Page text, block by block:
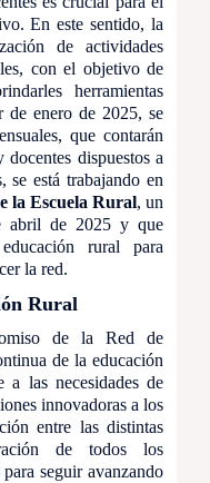
En este sentido, la
de actividades
con el objetivo de
herramientas
de enero de 2025, se
que contarán
dispuestos a
se está trabajando en
la Escuela Rural, un
abril de 2025 y que
rural para
la red.
Rural
de la Red de
de la educación
a las necesidades de
innovadoras a los
entre las distintas
de todos los
seguir avanzando